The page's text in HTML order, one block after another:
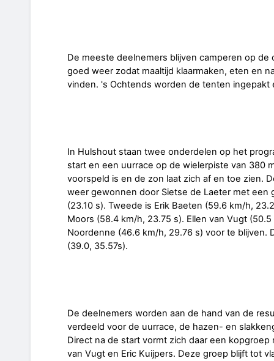
De meeste deelnemers blijven camperen op de
goed weer zodat maaltijd klaarmaken, eten en
vinden. 's Ochtends worden de tenten
In Hulshout staan twee onderdelen op het
start en een uurrace op de wielerpiste van 380
voorspeld is en de zon laat zich af en toe zien.
weer gewonnen door Sietse de Laeter met een
(23.10 s). Tweede is Erik Baeten (59.6 km/h,
Moors (58.4 km/h, 23.75 s). Ellen van Vugt
Noordenne (46.6 km/h, 29.76 s) voor te blijven.
(39.0, 35.57s).
De deelnemers worden aan de hand van de
verdeeld voor de uurrace, de hazen- en
Direct na de start vormt zich daar een kopgroep
van Vugt en Eric Kuijpers. Deze groep blijft tot